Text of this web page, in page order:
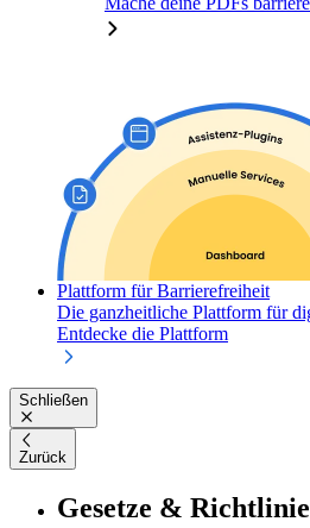
Plattform für Barrierefreiheit
Die ganzheitliche Plattform für
Entdecke die Plattform
Schließen
Zurück
Gesetze &